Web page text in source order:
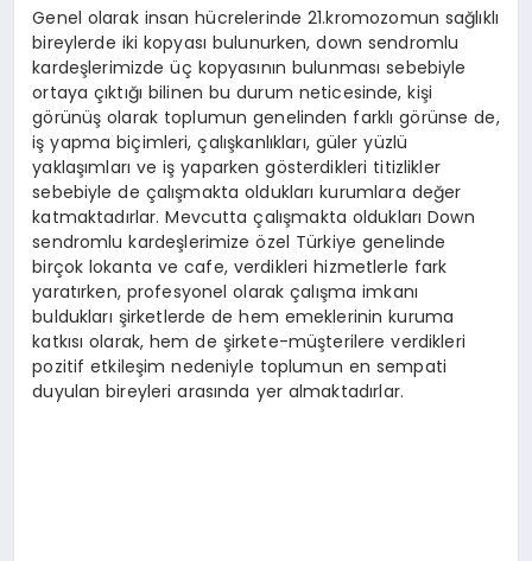
Genel olarak insan hücrelerinde 21.kromozomun sağlıklı
bireylerde iki kopyası bulunurken, down sendromlu
kardeşlerimizde üç kopyasının bulunması sebebiyle
ortaya çıktığı bilinen bu durum neticesinde, kişi
görünüş olarak toplumun genelinden farklı görünse de,
iş yapma biçimleri, çalışkanlıkları, güler yüzlü
yaklaşımları ve iş yaparken gösterdikleri titizlikler
sebebiyle de çalışmakta oldukları kurumlara değer
katmaktadırlar. Mevcutta çalışmakta oldukları Down
sendromlu kardeşlerimize özel Türkiye genelinde
birçok lokanta ve cafe, verdikleri hizmetlerle fark
yaratırken, profesyonel olarak çalışma imkanı
buldukları şirketlerde de hem emeklerinin kuruma
katkısı olarak, hem de şirkete-müşterilere verdikleri
pozitif etkileşim nedeniyle toplumun en sempati
duyulan bireyleri arasında yer almaktadırlar.